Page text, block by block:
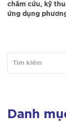
châm cứu, kỹ
ứng dụng
Danh